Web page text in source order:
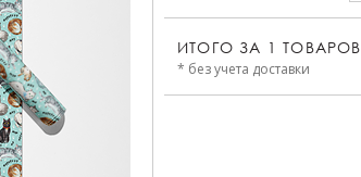
ИТОГО ЗА 1 ТОВАРОВ
* без учета доставки